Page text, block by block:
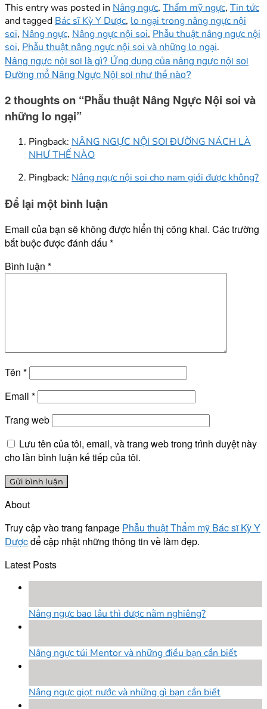
This entry was posted in Nâng ngực, Thẩm mỹ ngực, Tin tức
and tagged Bác sĩ Kỳ Y Dược, lo ngại trong nâng ngực nội
soi, Nâng ngực, Nâng ngực nội soi, Phẫu thuật nâng ngực nội
soi, Phẫu thuật nâng ngực nội soi và những lo ngại.
Nâng ngực nội soi là gì? Ứng dụng của nâng ngực nội soi
Đường mổ Nâng Ngực Nội soi như thế nào?
2 thoughts on “Phẫu thuật Nâng Ngực Nội soi và
những lo ngại”
Pingback: NÂNG NGỰC NỘI SOI ĐƯỜNG NÁCH LÀ
NHƯ THẾ NÀO
Pingback: Nâng ngực nội soi cho nam giới được không?
Để lại một bình luận
Email của bạn sẽ không được hiển thị công khai. Các trường
bắt buộc được đánh dấu *
Bình luận *
Tên *
Email *
Trang web
Lưu tên của tôi, email, và trang web trong trình duyệt này
cho lần bình luận kế tiếp của tôi.
About
Truy cập vào trang fanpage Phẫu thuật Thẩm mỹ Bác sĩ Kỳ Y
Dượcđể cập nhật những thông tin về làm đẹp.
Latest Posts
Nâng ngực bao lâu thì được nằm nghiêng?
Nâng ngực túi Mentor và những điều bạn cần biết
Nâng ngực giọt nước và những gì bạn cần biết